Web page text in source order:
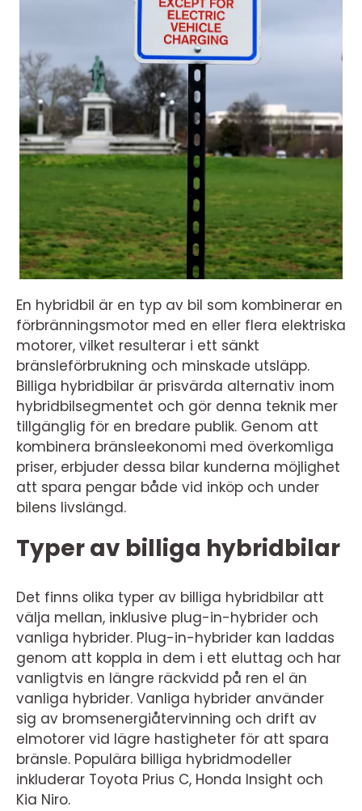
En hybridbil är en typ av bil som kombinerar en
förbränningsmotor med en eller flera elektriska
motorer, vilket resulterar i ett sänkt
bränsleförbrukning och minskade utsläpp.
Billiga hybridbilar är prisvärda alternativ inom
hybridbilsegmentet och gör denna teknik mer
tillgänglig för en bredare publik. Genom att
kombinera bränsleekonomi med överkomliga
priser, erbjuder dessa bilar kunderna möjlighet
att spara pengar både vid inköp och under
bilens livslängd.
Typer av billiga hybridbilar
Det finns olika typer av billiga hybridbilar att
välja mellan, inklusive plug-in-hybrider och
vanliga hybrider. Plug-in-hybrider kan laddas
genom att koppla in dem i ett eluttag och har
vanligtvis en längre räckvidd på ren el än
vanliga hybrider. Vanliga hybrider använder
sig av bromsenergiåtervinning och drift av
elmotorer vid lägre hastigheter för att spara
bränsle. Populära billiga hybridmodeller
inkluderar Toyota Prius C, Honda Insight och
Kia Niro.